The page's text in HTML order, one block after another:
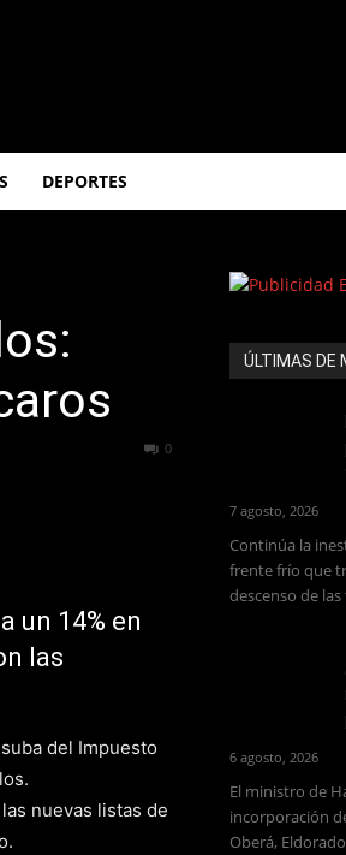
DEPORTES
0
un 14% en
las
del Impuesto
nuevas listas de
ÚLTIMAS DE
7 agosto, 2026
Continúa la
frente frío que
descenso de
6 agosto, 2026
El ministro de
incorporación
Oberá,